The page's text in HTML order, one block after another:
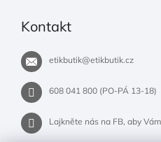
Kontakt
etikbutik@etikbutik.cz
608 041 800 (PO-PÁ 13-18)
Lajkněte nás na FB, aby